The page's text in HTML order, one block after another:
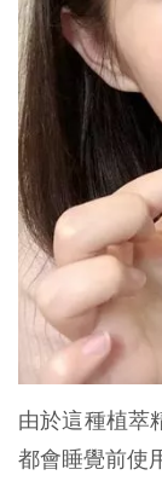
由於這種植萃
都會睡覺前使